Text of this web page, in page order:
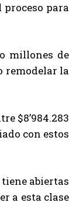
para
millones de
remodelar la
$8’984.283
con estos
abiertas
a esta clase